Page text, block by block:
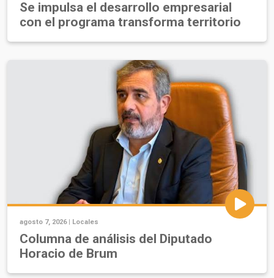
Se impulsa el desarrollo empresarial
con el programa transforma territorio
agosto 7, 2026 | Locales
Columna de análisis del Diputado
Horacio de Brum